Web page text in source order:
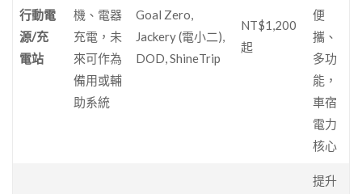
行動電
源/充
電站
機、電器
充電，未
來可作為
備用或輔
助系統
Goal Zero,
Jackery (電小二),
DOD, ShineTrip
NT$1,200
起
便
攜、
多功
能，
車宿
電力
核心
提升